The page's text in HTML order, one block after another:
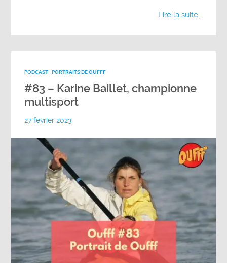
Lire la suite...
PODCAST PORTRAITS DE OUFFF
#83 – Karine Baillet, championne
multisport
27 février 2023